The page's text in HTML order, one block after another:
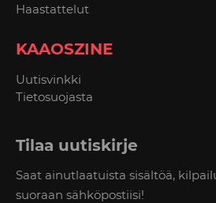
Haastattelut
KAAOSZINE
Uutisvinkki
Tietosuojasta
Tilaa uutiskirje
Saat ainutlaatuista sisältöä,
suoraan sähköpostiisi!